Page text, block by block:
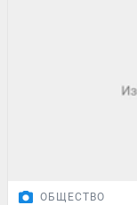
ОБЩЕСТВО